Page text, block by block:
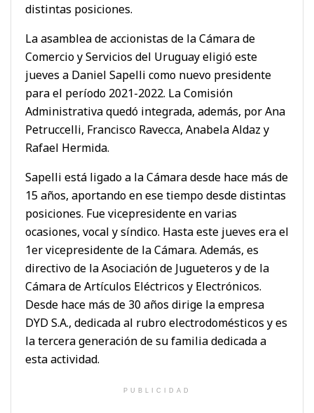
distintas posiciones.
La asamblea de accionistas de la Cámara de
Comercio y Servicios del Uruguay eligió este
jueves a Daniel Sapelli como nuevo presidente
para el período 2021-2022. La Comisión
Administrativa quedó integrada, además, por Ana
Petruccelli, Francisco Ravecca, Anabela Aldaz y
Rafael Hermida.
Sapelli está ligado a la Cámara desde hace más de
15 años, aportando en ese tiempo desde distintas
posiciones. Fue vicepresidente en varias
ocasiones, vocal y síndico. Hasta este jueves era el
1er vicepresidente de la Cámara. Además, es
directivo de la Asociación de Jugueteros y de la
Cámara de Artículos Eléctricos y Electrónicos.
Desde hace más de 30 años dirige la empresa
DYD S.A., dedicada al rubro electrodomésticos y es
la tercera generación de su familia dedicada a
esta actividad.
PUBLICIDAD